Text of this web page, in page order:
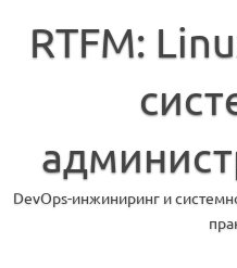
содержимому
RTFM:
DevOps-инжиниринг и